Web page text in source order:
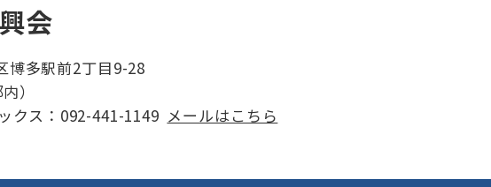
会
博多駅前2丁目9-28
）
クス：092-441-1149 メールはこちら